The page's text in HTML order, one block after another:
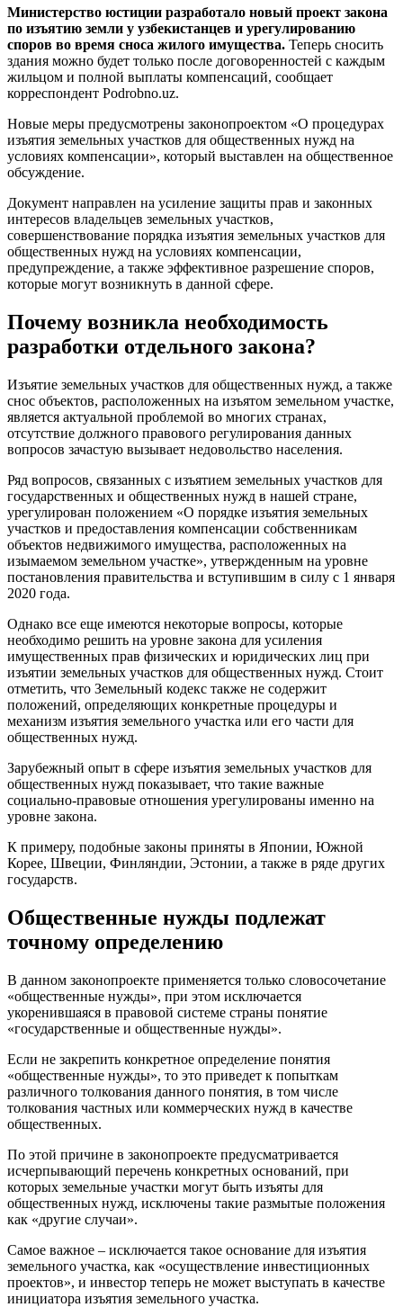
Министерство юстиции разработало новый проект закона
по изъятию земли у узбекистанцев и урегулированию
споров во время сноса жилого имущества. Теперь сносить
здания можно будет только после договоренностей с каждым
жильцом и полной выплаты компенсаций, сообщает
корреспондент Podrobno.uz.
Новые меры предусмотрены законопроектом «О процедурах
изъятия земельных участков для общественных нужд на
условиях компенсации», который выставлен на общественное
обсуждение.
Документ направлен на усиление защиты прав и законных
интересов владельцев земельных участков,
совершенствование порядка изъятия земельных участков для
общественных нужд на условиях компенсации,
предупреждение, а также эффективное разрешение споров,
которые могут возникнуть в данной сфере.
Почему возникла необходимость
разработки отдельного закона?
Изъятие земельных участков для общественных нужд, а также
снос объектов, расположенных на изъятом земельном участке,
является актуальной проблемой во многих странах,
отсутствие должного правового регулирования данных
вопросов зачастую вызывает недовольство населения.
Ряд вопросов, связанных с изъятием земельных участков для
государственных и общественных нужд в нашей стране,
урегулирован положением «О порядке изъятия земельных
участков и предоставления компенсации собственникам
объектов недвижимого имущества, расположенных на
изымаемом земельном участке», утвержденным на уровне
постановления правительства и вступившим в силу с 1 января
2020 года.
Однако все еще имеются некоторые вопросы, которые
необходимо решить на уровне закона для усиления
имущественных прав физических и юридических лиц при
изъятии земельных участков для общественных нужд. Стоит
отметить, что Земельный кодекс также не содержит
положений, определяющих конкретные процедуры и
механизм изъятия земельного участка или его части для
общественных нужд.
Зарубежный опыт в сфере изъятия земельных участков для
общественных нужд показывает, что такие важные
социально-правовые отношения урегулированы именно на
уровне закона.
К примеру, подобные законы приняты в Японии, Южной
Корее, Швеции, Финляндии, Эстонии, а также в ряде других
государств.
Общественные нужды подлежат
точному определению
В данном законопроекте применяется только словосочетание
«общественные нужды», при этом исключается
укоренившаяся в правовой системе страны понятие
«государственные и общественные нужды».
Если не закрепить конкретное определение понятия
«общественные нужды», то это приведет к попыткам
различного толкования данного понятия, в том числе
толкования частных или коммерческих нужд в качестве
общественных.
По этой причине в законопроекте предусматривается
исчерпывающий перечень конкретных оснований, при
которых земельные участки могут быть изъяты для
общественных нужд, исключены такие размытые положения
как «другие случаи».
Самое важное – исключается такое основание для изъятия
земельного участка, как «осуществление инвестиционных
проектов», и инвестор теперь не может выступать в качестве
инициатора изъятия земельного участка.